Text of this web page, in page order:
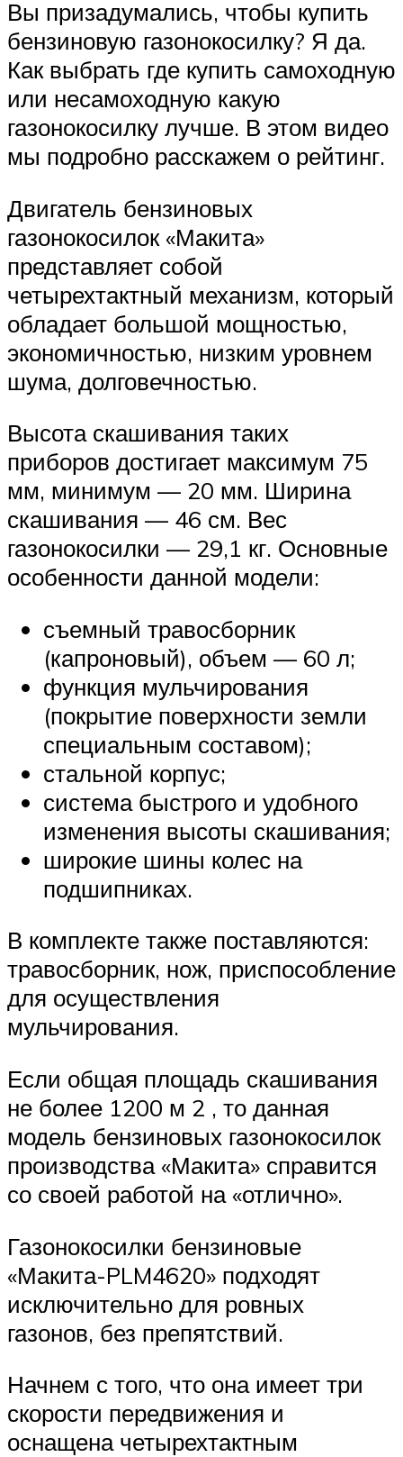
Вы призадумались, чтобы купить
бензиновую газонокосилку? Я да.
Как выбрать где купить самоходную
или несамоходную какую
газонокосилку лучше. В этом видео
мы подробно расскажем о рейтинг.
Двигатель бензиновых
газонокосилок «Макита»
представляет собой
четырехтактный механизм, который
обладает большой мощностью,
экономичностью, низким уровнем
шума, долговечностью.
Высота скашивания таких
приборов достигает максимум 75
мм, минимум — 20 мм. Ширина
скашивания — 46 см. Вес
газонокосилки — 29,1 кг. Основные
особенности данной модели:
съемный травосборник
(капроновый), объем — 60 л;
функция мульчирования
(покрытие поверхности земли
специальным составом);
стальной корпус;
система быстрого и удобного
изменения высоты скашивания;
широкие шины колес на
подшипниках.
В комплекте также поставляются:
травосборник, нож, приспособление
для осуществления
мульчирования.
Если общая площадь скашивания
не более 1200 м 2 , то данная
модель бензиновых газонокосилок
производства «Макита» справится
со своей работой на «отлично».
Газонокосилки бензиновые
«Макита-PLM4620» подходят
исключительно для ровных
газонов, без препятствий.
Начнем с того, что она имеет три
скорости передвижения и
оснащена четырехтактным